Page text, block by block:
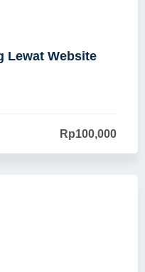
Lewat Website
Rp100,000